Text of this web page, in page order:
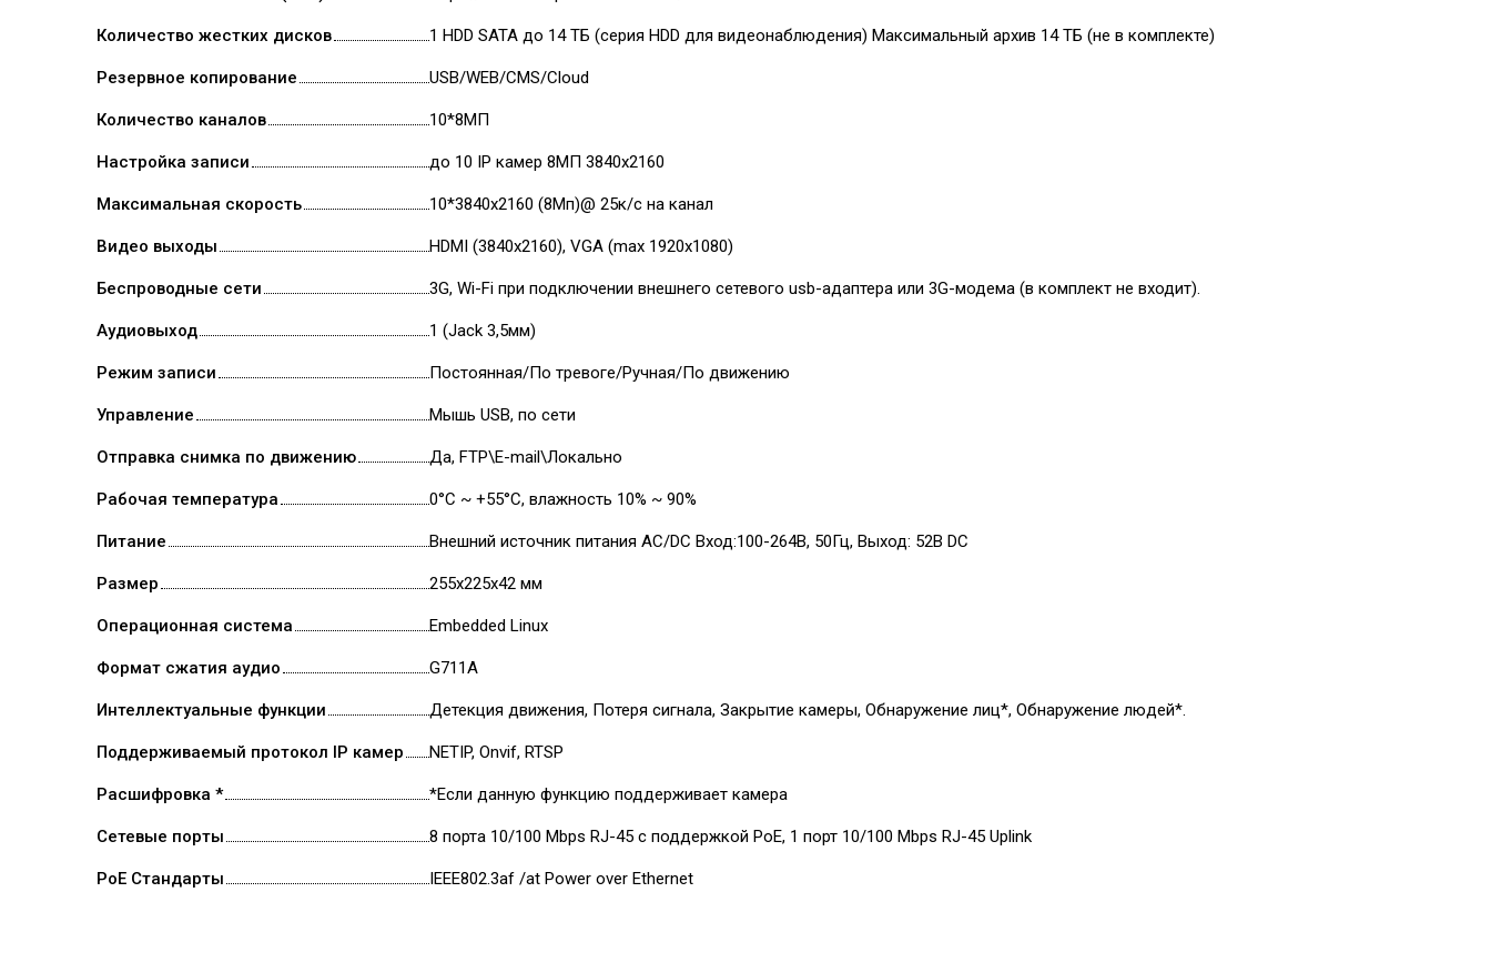
Количество жестких дисков 1 HDD SATA до 14 ТБ (серия HDD для видеонаблюдения) Максимальный архив 14 ТБ (не в комплекте)
Резервное копирование USB/WEB/CMS/Cloud
Количество каналов 10*8МП
Настройка записи до 10 IP камер 8МП 3840х2160
Максимальная скорость 10*3840х2160 (8Мп)@ 25к/с на канал
Видео выходы HDMI (3840х2160), VGA (max 1920х1080)
Беспроводные сети 3G, Wi-Fi при подключении внешнего сетевого usb-адаптера или 3G-модема (в комплект не входит).
Аудиовыход 1 (Jack 3,5мм)
Режим записи Постоянная/По тревоге/Ручная/По движению
Управление Мышь USB, по сети
Отправка снимка по движению Да, FTP\E-mail\Локально
Рабочая температура 0°С ~ +55°С, влажность 10% ~ 90%
Питание Внешний источник питания AC/DC Вход:100-264В, 50Гц, Выход: 52В DC
Размер 255х225х42 мм
Операционная система Embedded Linux
Формат сжатия аудио G711A
Интеллектуальные функции Детекция движения, Потеря сигнала, Закрытие камеры, Обнаружение лиц*, Обнаружение людей*.
Поддерживаемый протокол IP камер NETIP, Onvif, RTSP
Расшифровка * *Если данную функцию поддерживает камера
Сетевые порты 8 порта 10/100 Mbps RJ-45 с поддержкой PoE, 1 порт 10/100 Mbps RJ-45 Uplink
PoE Стандарты IEEE802.3af /at Power over Ethernet